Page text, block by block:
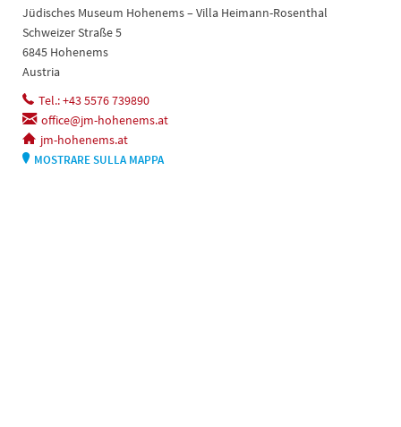
Jüdisches Museum Hohenems – Villa Heimann-Rosenthal
Schweizer Straße 5
6845 Hohenems
Austria
Tel.: +43 5576 739890
office@jm-hohenems.at
jm-hohenems.at
MOSTRARE SULLA MAPPA